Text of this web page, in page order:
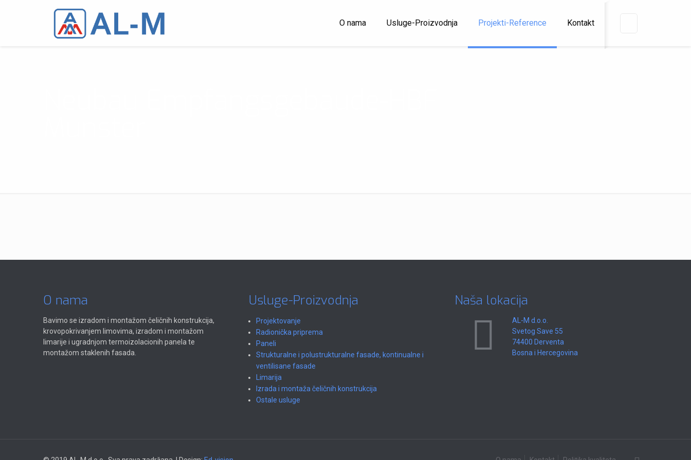
O nama Usluge-Proizvodnja Projekti-Reference Kontakt
O nama
Bavimo se izradom i montažom čeličnih konstrukcija,
krovopokrivanjem limovima, izradom i montažom
limarije i ugradnjom termoizolacionih panela te
montažom staklenih fasada.
Usluge-Proizvodnja
Projektovanje
Radionička priprema
Paneli
Strukturalne i polustrukturalne fasade, kontinualne i
ventilisane fasade
Limarija
Izrada i montaža čeličnih konstrukcija
Ostale usluge
Naša lokacija
AL-M d.o.o.
Svetog Save 55
74400 Derventa
Bosna i Hercegovina